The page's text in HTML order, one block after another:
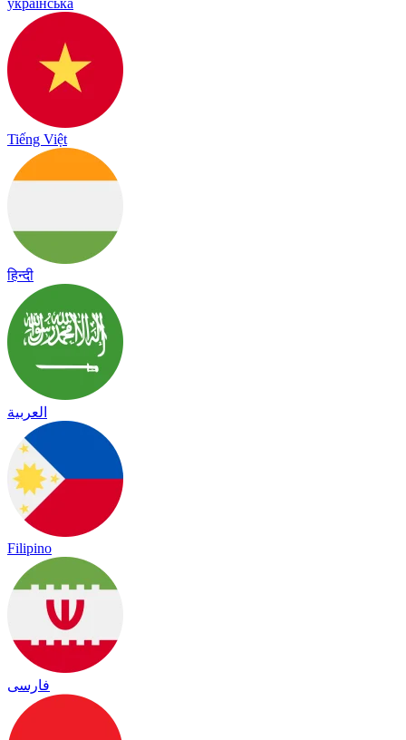
українська
Tiếng Việt
हिन्दी
العربية
Filipino
فارسی